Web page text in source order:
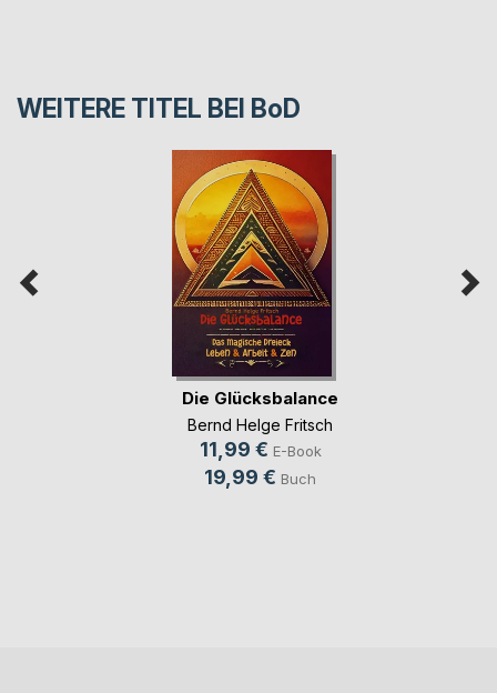
WEITERE TITEL BEI BoD
Die Glücksbalance
Bernd Helge Fritsch
11,99 € E-Book
19,99 € Buch